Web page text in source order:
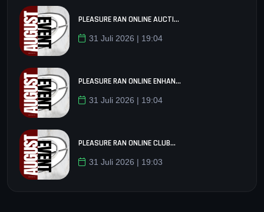
PLEASURE RAN ONLINE AUCTI...
31 Juli 2026 | 19:04
PLEASURE RAN ONLINE ENHAN...
31 Juli 2026 | 19:04
PLEASURE RAN ONLINE CLUB...
31 Juli 2026 | 19:03